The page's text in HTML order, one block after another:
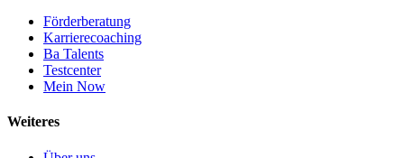
Förderberatung
Karrierecoaching
Ba Talents
Testcenter
Mein Now
Weiteres